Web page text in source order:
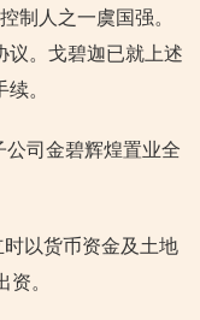
制人之一虞国强。
议。戈碧迦已就上述
。
司金碧辉煌置业全
以货币资金及土地
。